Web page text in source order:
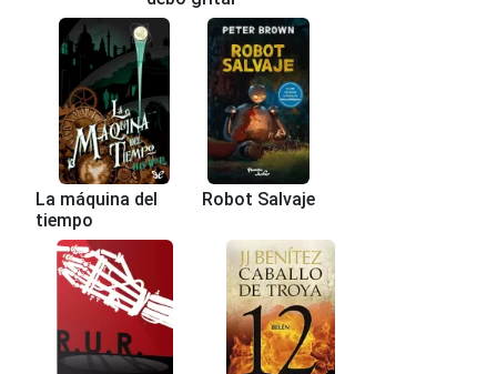
La máquina del
tiempo
Robot Salvaje